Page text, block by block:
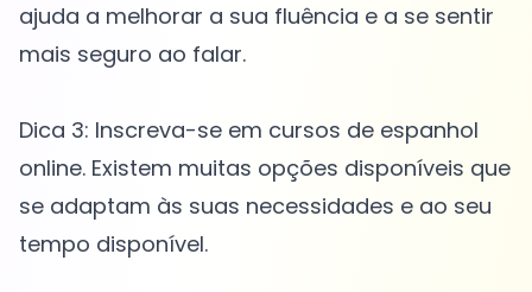
ajuda a melhorar a sua fluência e a se sentir
mais seguro ao falar.
Dica 3: Inscreva-se em cursos de espanhol
online. Existem muitas opções disponíveis que
se adaptam às suas necessidades e ao seu
tempo disponível.